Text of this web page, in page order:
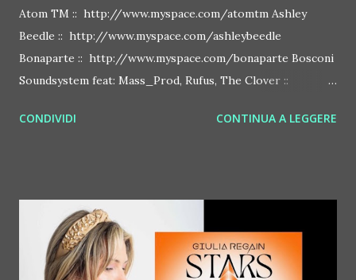
Atom TM :: http://www.myspace.com/atomtm Ashley
Beedle :: http://www.myspace.com/ashleybeedle
Bonaparte :: http://www.myspace.com/bonaparte Bosconi
Soundsystem feat: Mass_Prod, Rufus, The Clover ::
http://www.myspace.com/benderbyetone Chapelier Fou ::
Deian :: http://www.myspace.com/deiansong Dixon ::
http://www.myspace.com/justdixon Frivolous ::
http://www.myspace.com/frivolouslive Frost ::
CONDIVIDI CONTINUA A LEGGERE